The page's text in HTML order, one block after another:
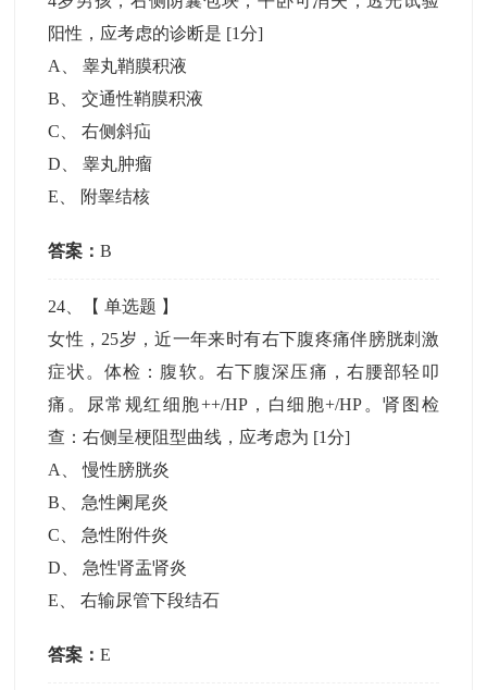
阳性，应考虑的诊断是 [1分]
A
、睾丸鞘膜积液
B 、交通性鞘膜积液
C 、右侧斜疝
D 、睾丸肿瘤
E
附睾结核
答案：B
24 、【单选题 】
女性，25岁，近一年来时有右下腹疼痛伴膀胱刺激
症状。体检：腹软。右下腹深压痛，右腰部轻叩
痛。尿常规红细胞++/HP，白细胞+/HP。肾图检
查：右侧呈梗阻型曲线，应考虑为 [1分]
A
、慢性膀胱炎
B
急性阑尾炎
C
急性附件炎
D
急性肾盂肾炎
E 、右输尿管下段结石
答案：E